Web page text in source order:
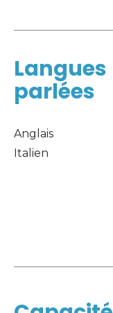
Langues
parlées
Anglais
Italien